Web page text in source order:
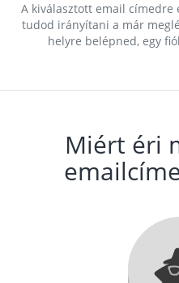
A kiválasztott email címedre
tudod irányítani a már
helyre belépned, egy
Miért éri